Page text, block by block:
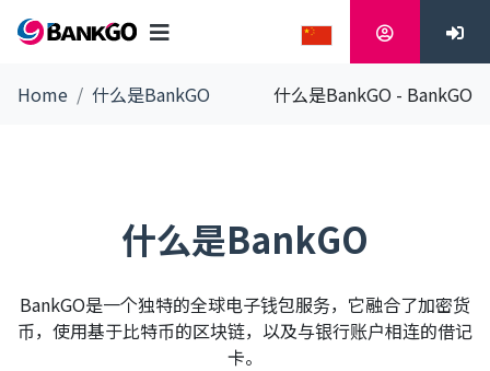
Home 什么是BankGO 什么是BankGO - BankGO
什么是BankGO
BankGO是一个独特的全球电子钱包服务，它融合了加密货
币，使用基于比特币的区块链，以及与银行账户相连的借记
卡。